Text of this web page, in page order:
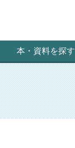
本・資料を探す